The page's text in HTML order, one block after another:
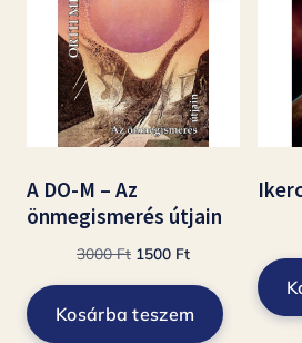
A DO-M – Az
önmegismerés útjain
3000Ft Original
was:
1500 FtCurrent
1500 Ft.
Kosárba teszem